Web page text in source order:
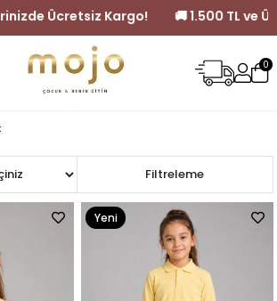
🚚 1.500 TL ve Üzeri
0
Filtreleme
Yeni